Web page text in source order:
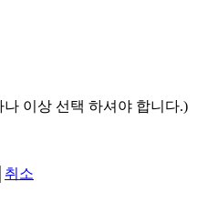
이상 선택 하셔야 합니다.)
취소